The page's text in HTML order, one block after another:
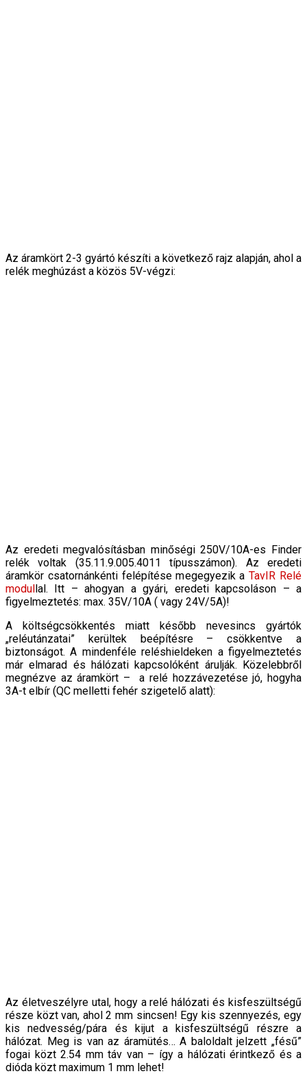
Az áramkört 2-3 gyártó készíti a következő rajz alapján, ahol a
relék meghúzást a közös 5V-végzi:
Az eredeti megvalósításban minőségi 250V/10A-es Finder
relék voltak (35.11.9.005.4011 típusszámon). Az eredeti
áramkör csatornánkénti felépítése megegyezik aTavIR Relé
modullal. Itt – ahogyan a gyári, eredeti kapcsoláson – a
figyelmeztetés: max. 35V/10A ( vagy 24V/5A)!
A költségcsökkentés miatt később nevesincs gyártók
„reléutánzatai” kerültek beépítésre – csökkentve a
biztonságot. A mindenféle reléshieldeken a figyelmeztetés
már elmarad és hálózati kapcsolóként árulják. Közelebbről
megnézve az áramkört – a relé hozzávezetése jó, hogyha
3A-t elbír (QC melletti fehér szigetelő alatt):
Az életveszélyre utal, hogy a relé hálózati és kisfeszültségű
része közt van, ahol 2 mm sincsen! Egy kis szennyezés, egy
kis nedvesség/pára és kijut a kisfeszültségű részre a
hálózat. Meg is van az áramütés… A baloldalt jelzett „fésű”
fogai közt 2.54 mm táv van – így a hálózati érintkező és a
dióda közt maximum 1 mm lehet!